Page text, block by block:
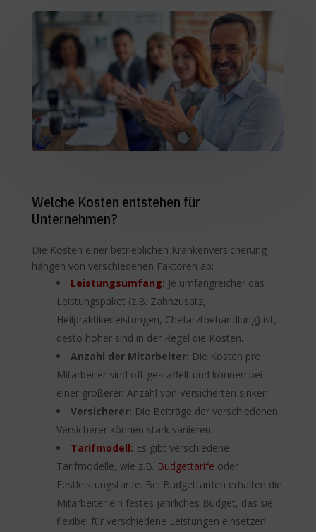
Welche Kosten entstehen für
Unternehmen?
Die Kosten einer betrieblichen Krankenversicherung
hängen von verschiedenen Faktoren ab:
Leistungsumfang: Je umfangreicher das
Leistungspaket (z.B. Zahnzusatz,
Heilpraktikerleistungen, Chefarztbehandlung) ist,
desto höher sind in der Regel die Kosten.
Anzahl der Mitarbeiter: Die Kosten pro
Mitarbeiter sind oft gestaffelt und können bei
einer größeren Anzahl von Versicherten sinken.
Versicherer: Die Beiträge der verschiedenen
Versicherer können stark variieren.
Tarifmodell: Es gibt verschiedene
Tarifmodelle, wie z.B. Budgettarife oder
Festleistungstarife. Bei Budgettarifen erhalten die
Mitarbeiter ein festes jährliches Budget, das sie
flexibel für verschiedene Leistungen einsetzen